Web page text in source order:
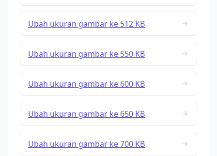
Ubah ukuran gambar ke 512 KB
Ubah ukuran gambar ke 550 KB
Ubah ukuran gambar ke 600 KB
Ubah ukuran gambar ke 650 KB
Ubah ukuran gambar ke 700 KB